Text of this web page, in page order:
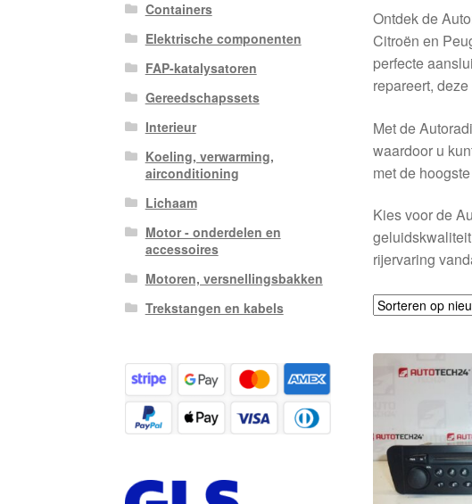
Ontdek de
Citroën en
perfecte
repareert,
Met de
waardoor u
met de
Kies voor de
rijervaring
Containers
Elektrische componenten
FAP-katalysatoren
Gereedschapssets
Interieur
Koeling, verwarming,
airconditioning
Lichaam
Motor - onderdelen en
accessoires
Motoren, versnellingsbakken
Trekstangen en kabels